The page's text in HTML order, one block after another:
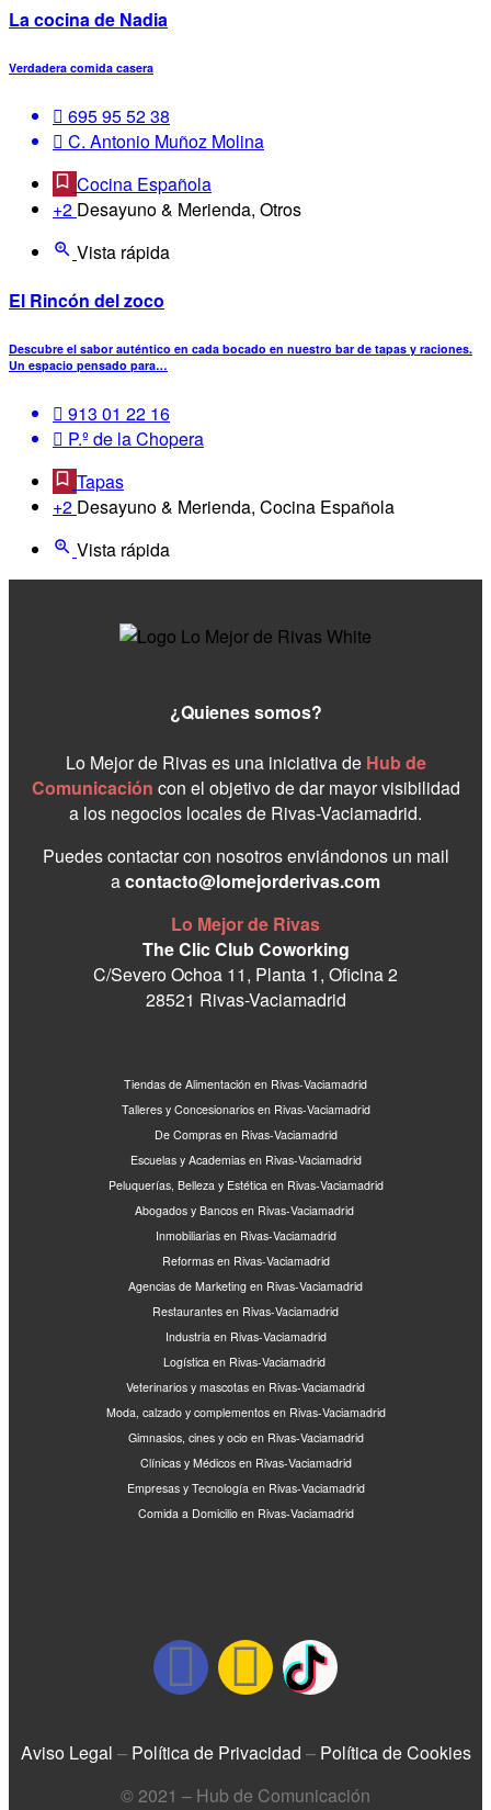
La cocina de Nadia
Verdadera comida casera
695 95 52 38
C. Antonio Muñoz Molina
Cocina Española
+2 Desayuno & Merienda, Otros
Vista rápida
El Rincón del zoco
Descubre el sabor auténtico en cada bocado en nuestro bar de tapas y raciones.
Un espacio pensado para…
913 01 22 16
P.º de la Chopera
Tapas
+2 Desayuno & Merienda, Cocina Española
Vista rápida
¿Quienes somos?
Lo Mejor de Rivas es una iniciativa de Hub de
Comunicación con el objetivo de dar mayor visibilidad
a los negocios locales de Rivas-Vaciamadrid.
Puedes contactar con nosotros enviándonos un mail
acontacto@lomejorderivas.com
Lo Mejor de Rivas
The Clic Club Coworking
C/Severo Ochoa 11, Planta 1, Oficina 2
28521 Rivas-Vaciamadrid
Tiendas de Alimentación en Rivas-Vaciamadrid
Talleres y Concesionarios en Rivas-Vaciamadrid
De Compras en Rivas-Vaciamadrid
Escuelas y Academias en Rivas-Vaciamadrid
Peluquerías, Belleza y Estética en Rivas-Vaciamadrid
Abogados y Bancos en Rivas-Vaciamadrid
Inmobiliarias en Rivas-Vaciamadrid
Reformas en Rivas-Vaciamadrid
Agencias de Marketing en Rivas-Vaciamadrid
Restaurantes en Rivas-Vaciamadrid
Industria en Rivas-Vaciamadrid
Logística en Rivas-Vaciamadrid
Veterinarios y mascotas en Rivas-Vaciamadrid
Moda, calzado y complementos en Rivas-Vaciamadrid
Gimnasios, cines y ocio en Rivas-Vaciamadrid
Clínicas y Médicos en Rivas-Vaciamadrid
Empresas y Tecnología en Rivas-Vaciamadrid
Comida a Domicilio en Rivas-Vaciamadrid
Aviso Legal – Política de Privacidad – Política de Cookies
© 2021 – Hub de Comunicación